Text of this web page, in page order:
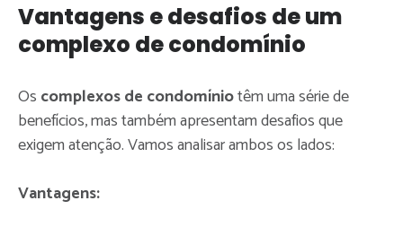
Vantagens e desafios de um
complexo de condomínio
Os complexos de condomíniotêm uma série de
benefícios, mas também apresentam desafios que
exigem atenção. Vamos analisar ambos os lados:
Vantagens: